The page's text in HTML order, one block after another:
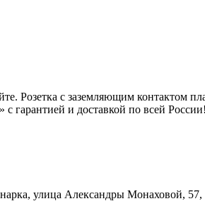
Розетка с заземляющим контактом
гарантией и доставкой по всей России!
улица Александры Монаховой, 57,